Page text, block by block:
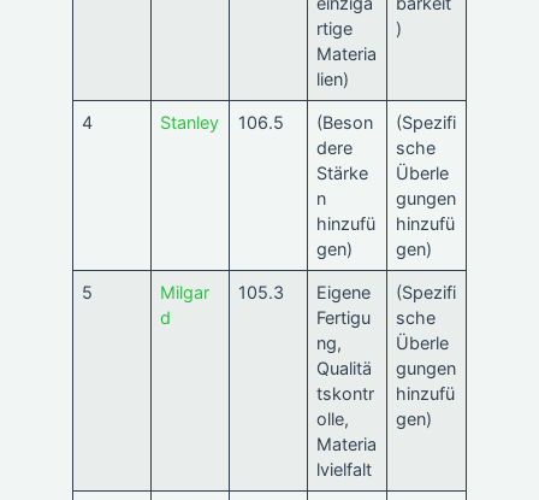
rtige
Materia
lien)
)
4 Stanley 106.5
(Beson
dere
Stärke
n
hinzufü
gen)
(Spezifi
sche
Überle
gungen
hinzufü
gen)
5
Milgar
d
105.3
Eigene
Fertigu
ng,
Qualitä
tskontr
olle,
Materia
lvielfalt
(Spezifi
sche
Überle
gungen
hinzufü
gen)